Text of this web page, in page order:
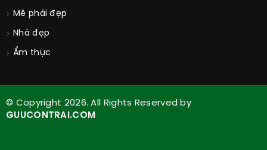
Thời trang
Xe đẹp
Mê phái đẹp